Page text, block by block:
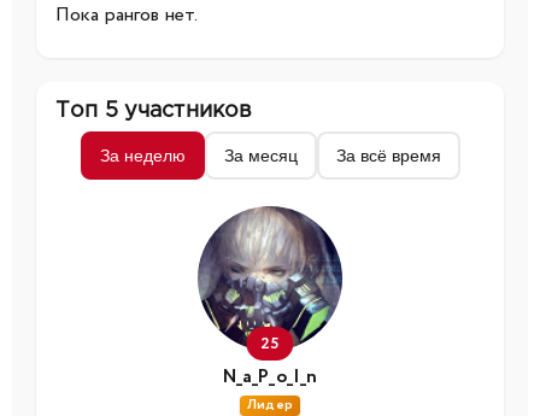
Пока рангов нет.
Топ 5 участников
За неделю За месяц За всё время
25
N_a_P_o_I_n
Лидер